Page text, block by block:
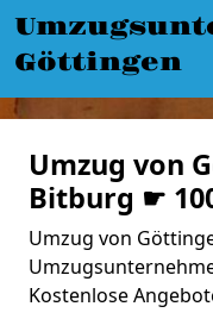
Göttingen
Umzug von
Bitburg ☛
Umzug von
Kostenlose